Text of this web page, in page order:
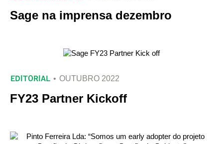
Sage na imprensa dezembro
EDITORIAL OUTUBRO 2022
FY23 Partner Kickoff